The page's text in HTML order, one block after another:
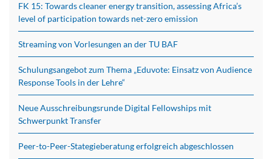
FK 15: Towards cleaner energy transition, assessing Africa’s
level of participation towards net-zero emission
Streaming von Vorlesungen an der TU BAF
Schulungsangebot zum Thema „Eduvote: Einsatz von Audience
Response Tools in der Lehre“
Neue Ausschreibungsrunde Digital Fellowships mit
Schwerpunkt Transfer
Peer-to-Peer-Stategieberatung erfolgreich abgeschlossen